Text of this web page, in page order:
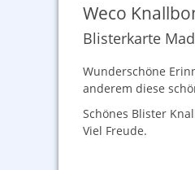
Weco
Blisterkarte
Wunderschöne
anderem diese
Schönes Blister
Viel Freude.